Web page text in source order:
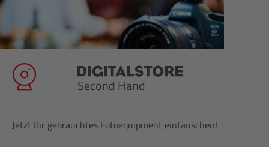
Second Hand
Jetzt Ihr gebrauchtes Fotoequipment eintauschen!